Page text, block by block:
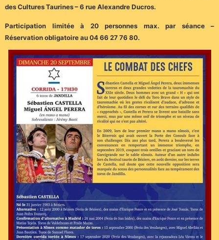
des Cultures Taurines – 6 rue Alexandre Ducros.
Participation limitée à 20 personnes max. par séance –
Réservation obligatoire au 04 66 27 76 80.